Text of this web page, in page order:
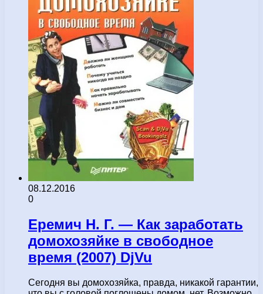
08.12.2016
0
Еремич Н. Г. — Как заработать
домохозяйке в свободное
время (2007) DjVu
Сегодня вы домохозяйка, правда, никакой гарантии,